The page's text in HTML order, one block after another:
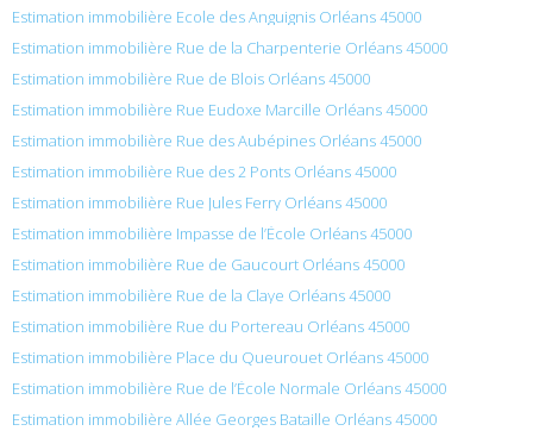
Estimation immobilière Ecole des Anguignis Orléans 45000
Estimation immobilière Rue de la Charpenterie Orléans 45000
Estimation immobilière Rue de Blois Orléans 45000
Estimation immobilière Rue Eudoxe Marcille Orléans 45000
Estimation immobilière Rue des Aubépines Orléans 45000
Estimation immobilière Rue des 2 Ponts Orléans 45000
Estimation immobilière Rue Jules Ferry Orléans 45000
Estimation immobilière Impasse de l’École Orléans 45000
Estimation immobilière Rue de Gaucourt Orléans 45000
Estimation immobilière Rue de la Claye Orléans 45000
Estimation immobilière Rue du Portereau Orléans 45000
Estimation immobilière Place du Queurouet Orléans 45000
Estimation immobilière Rue de l’École Normale Orléans 45000
Estimation immobilière Allée Georges Bataille Orléans 45000